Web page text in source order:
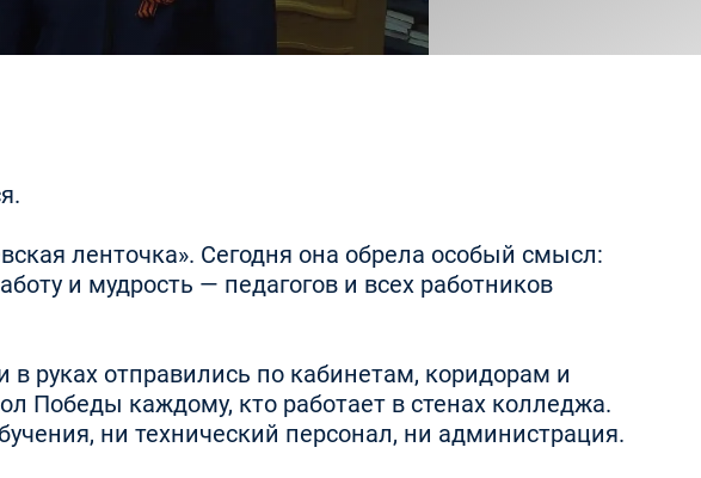
ленточка». Сегодня она обрела особый смысл:
и мудрость — педагогов и всех работников
в руках отправились по кабинетам, коридорам и
Победы каждому, кто работает в стенах колледжа.
ни технический персонал, ни администрация.